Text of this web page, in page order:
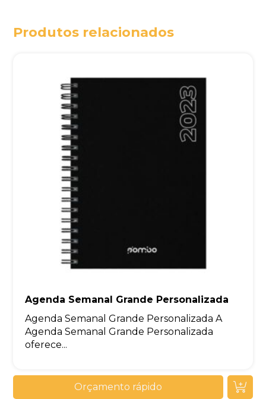
Produtos relacionados
Agenda Semanal Grande Personalizada
Agenda Semanal Grande Personalizada A
Agenda Semanal Grande Personalizada
oferece...
Orçamento rápido